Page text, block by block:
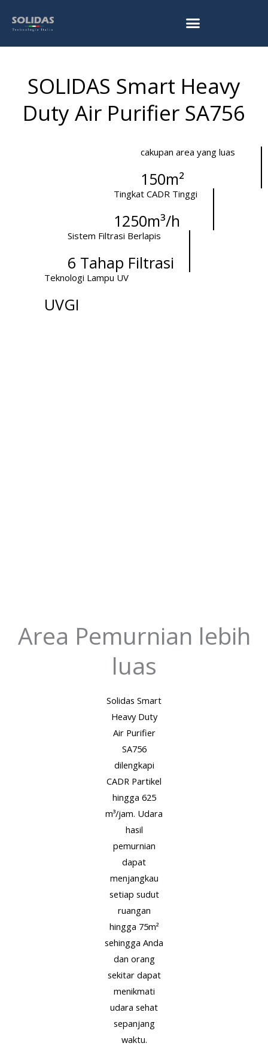
SOLIDAS Smart Heavy
Duty Air Purifier SA756
cakupan area yang luas
150m²
Tingkat CADR Tinggi
1250m³/h
Sistem Filtrasi Berlapis
6 Tahap Filtrasi
Teknologi Lampu UV
UVGI
Area Pemurnian lebih
luas
Solidas Smart
Heavy Duty
Air Purifier
SA756
dilengkapi
CADR Partikel
hingga 625
m³/jam. Udara
hasil
pemurnian
dapat
menjangkau
setiap sudut
ruangan
hingga 75m²
sehingga Anda
dan orang
sekitar dapat
menikmati
udara sehat
sepanjang
waktu.